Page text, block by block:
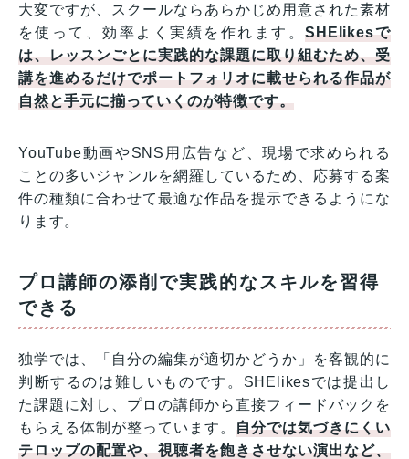
大変ですが、スクールならあらかじめ用意された素材
を使って、効率よく実績を作れます。SHElikesで
は、レッスンごとに実践的な課題に取り組むため、受
講を進めるだけでポートフォリオに載せられる作品が
自然と手元に揃っていくのが特徴です。
YouTube動画やSNS用広告など、現場で求められる
ことの多いジャンルを網羅しているため、応募する案
件の種類に合わせて最適な作品を提示できるようにな
ります。
プロ講師の添削で実践的なスキルを習得
できる
独学では、「自分の編集が適切かどうか」を客観的に
判断するのは難しいものです。SHElikesでは提出し
た課題に対し、プロの講師から直接フィードバックを
もらえる体制が整っています。自分では気づきにくい
テロップの配置や、視聴者を飽きさせない演出など、